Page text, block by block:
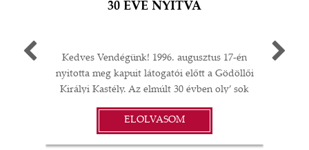
30 ÉVE NYITVA
Kedves Vendégünk! 1996. augusztus 17-én
nyitotta meg kapuit látogatói előtt a Gödöllői
Királyi Kastély. Az elmúlt 30 évben oly’ sok
minden történt: felújítások;
műtárgyvásárlások; időszaki kiállítások a
ELOLVASOM